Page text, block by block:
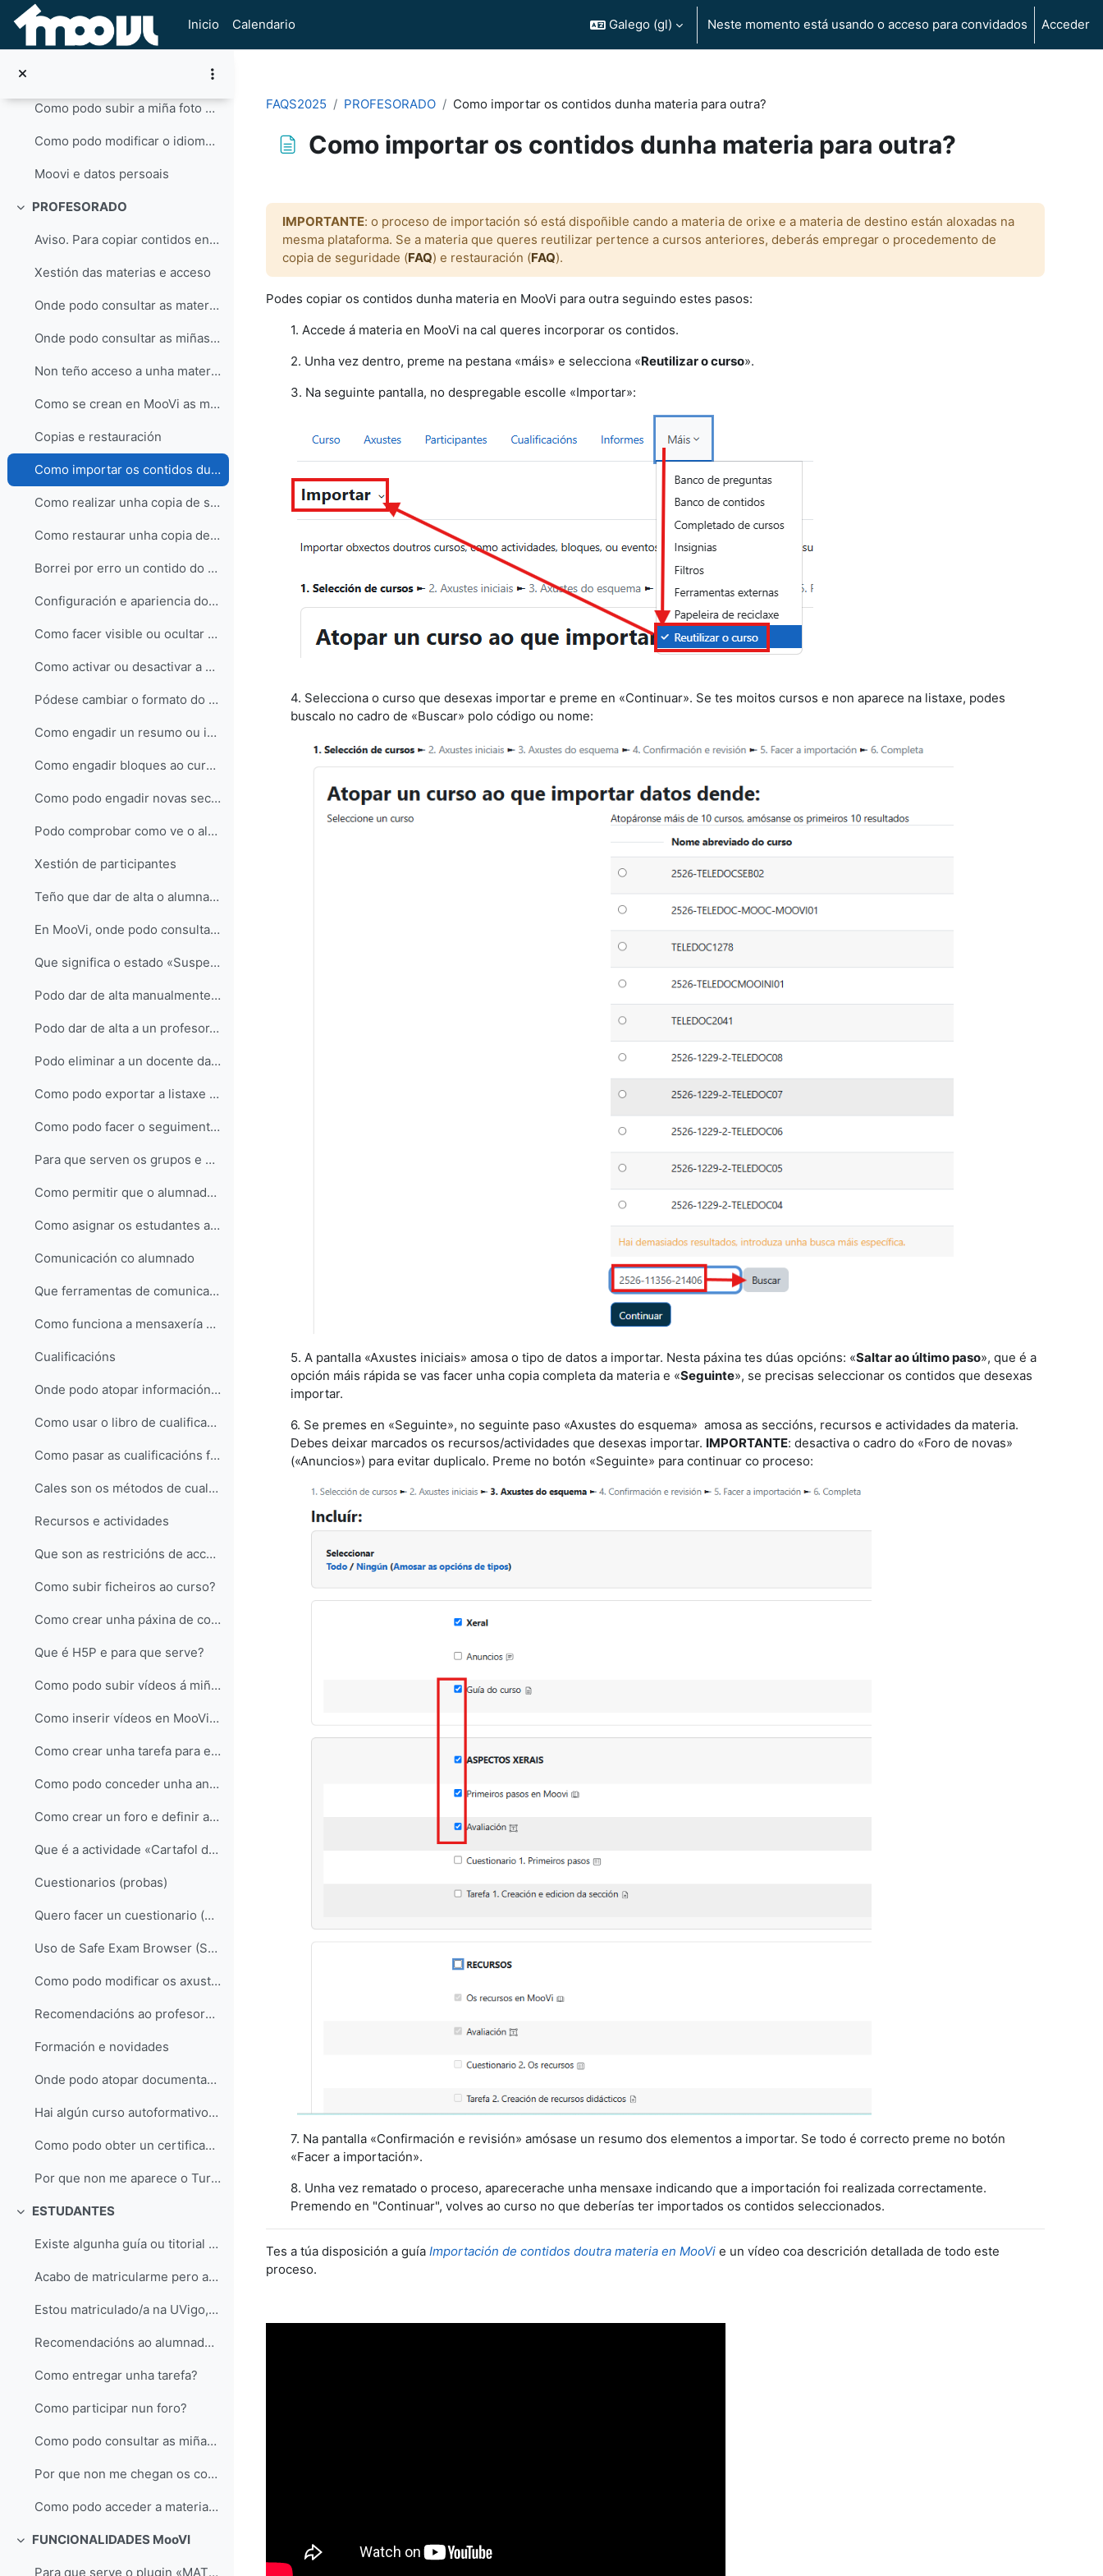
Ir ao contido principal
Inicio
Calendario Galego ‎(gl)‎ Neste momento está usando o acceso para convidados Acceder
Como funciona a vista dos meus cursos e o taboleiro en MooVi?
Como podo subir a miña foto de perfil en MooVi?
Como podo modificar o idioma da interface de MooVi?
Moovi e datos persoais
Contraer
PROFESORADO
Aviso. Para copiar contidos en 2026/27
Xestión das materias e acceso
Onde podo consultar as materias que teño en POD en SIGMA?
Onde podo consultar as miñas materias oficiais de cursos anteriores?
Non teño acceso a unha materia da que son docente
Como se crean en MooVi as materias de 1º de Industriais?
Copias e restauración
Como importar os contidos dunha materia para outra?
Como realizar unha copia de seguridade dun curso?
Como restaurar unha copia de seguridade?
Borrei por erro un contido do meu curso, podo recuperalo?
Configuración e apariencia do curso
Como facer visible ou ocultar a materia ao estudantado
Como activar ou desactivar a edición no curso?
Pódese cambiar o formato do curso e que opcións hai?
Como engadir un resumo ou imaxe á portada do curso?
Como engadir bloques ao curso?
Como podo engadir novas seccións e subseccións ao curso?
Podo comprobar como ve o alumnado a miña materia?
Xestión de participantes
Teño que dar de alta o alumnado na miña materia?
En MooVi, onde podo consultar o estudantado matriculado na miña materia?
Que significa o estado «Suspendido» na listaxe de participantes?
Podo dar de alta manualmente estudantes na miña materia en MooVi?
Podo dar de alta a un profesor/a na miña materia en MooVi?
Podo eliminar a un docente da miña materia?
Como podo exportar a listaxe de participantes do meu curso?
Como podo facer o seguimento da actividade do meu alumnado en MooVi?
Para que serven os grupos e como se crean?
Como permitir que o alumnado escolla o seu grupo?
Como asignar os estudantes a grupos de forma automática?
Comunicación co alumnado
Que ferramentas de comunicación ofrece MooVi?
Como funciona a mensaxería en MooVi?
Cualificacións
Onde podo atopar información sobre as cualificacións en MooVi?
Como usar o libro de cualificacións para calcular notas finais?
Como pasar as cualificacións finais de MooVi a Sigma cun Excel?
Cales son os métodos de cualificación dunha tarefa? (creación de rúbricas)
Recursos e actividades
Que son as restricións de acceso nun recurso ou actividade en MooVi?
Como subir ficheiros ao curso?
Como crear unha páxina de contido dentro do curso?
Que é H5P e para que serve?
Como podo subir vídeos á miña materia en MooVi?
Como inserir vídeos en MooVi aloxados en UVigoTV?
Como crear unha tarefa para entrega de traballos?
Como podo conceder unha anulación de prazo nunha actividade para un estudante ou grupo?
Como crear un foro e definir as opcións de participación?
Que é a actividade «Cartafol do estudante»?
Cuestionarios (probas)
Quero facer un cuestionario (proba) en MooVi, existe algunha axuda?
Uso de Safe Exam Browser (SEB) nos cuestionarios de MooVi
Como podo modificar os axustes dun cuestionario para un estudante concreto (límite de tempo, datas, intentos)?
Recomendacións ao profesorado sobre os cuestionarios síncronos en MooVi
Formación e novidades
Onde podo atopar documentación sobre Moodle?
Hai algún curso autoformativo para aprender o manexo básico de MooVi?
Como podo obter un certificado de uso da plataforma MooVi?
Por que non me aparece o Turnitin en MooVi?
Contraer
ESTUDANTES
Existe algunha guía ou titorial sobre MooVi para o alumnado?
Acabo de matricularme pero aínda non podo acceder a MooVi
Estou matriculado/a na UVigo, pero non me aparecen todas as materias en MooVi
Recomendacións ao alumnado sobre os cuestionarios síncronos en MooVi
Como entregar unha tarefa?
Como participar nun foro?
Como podo consultar as miñas cualificacións?
Por que non me chegan os correos electrónicos que envía o profesorado desde MooVi?
Como podo acceder a materias de cursos anteriores?
Contraer
FUNCIONALIDADES MooVI
Para que serve o plugin «MATLAB Grader»?
FAQS2025 PROFESORADO Como importar os contidos dunha materia para outra?
Como importar os contidos dunha materia para outra?
IMPORTANTE: o proceso de importación só está dispoñible cando a materia de orixe e a materia de destino están aloxadas na
mesma plataforma. Se a materia que queres reutilizar pertence a cursos anteriores, deberás empregar o procedemento de
copia de seguridade (FAQ) e restauración (FAQ).
Podes copiar os contidos dunha materia en MooVi para outra seguindo estes pasos:
1. Accede á materia en MooVi na cal queres incorporar os contidos.
2. Unha vez dentro, preme na pestana «máis» e selecciona «Reutilizar o curso».
3. Na seguinte pantalla, no despregable escolle «Importar»:
4. Selecciona o curso que desexas importar e preme en «Continuar». Se tes moitos cursos e non aparece na listaxe, podes
buscalo no cadro de «Buscar» polo código ou nome:
5. A pantalla «Axustes iniciais» amosa o tipo de datos a importar. Nesta páxina tes dúas opcións: «Saltar ao último paso», que é a
opción máis rápida se vas facer unha copia completa da materia e «Seguinte», se precisas seleccionar os contidos que desexas
importar.
6. Se premes en «Seguinte», no seguinte paso «Axustes do esquema» amosa as seccións, recursos e actividades da materia.
Debes deixar marcados os recursos/actividades que desexas importar. IMPORTANTE: desactiva o cadro do «Foro de novas»
(«Anuncios») para evitar duplicalo. Preme no botón «Seguinte» para continuar co proceso:
7. Na pantalla «Confirmación e revisión» amósase un resumo dos elementos a importar. Se todo é correcto preme no botón
«Facer a importación».
8. Unha vez rematado o proceso, aparecerache unha mensaxe indicando que a importación foi realizada correctamente.
Premendo en "Continuar", volves ao curso no que deberías ter importados os contidos seleccionados.
Tes a túa disposición a guía Importación de contidos doutra materia en MooVi e un vídeo coa descrición detallada de todo este
proceso.